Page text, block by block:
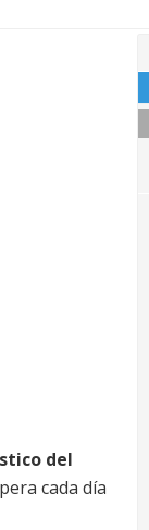
del
cada día